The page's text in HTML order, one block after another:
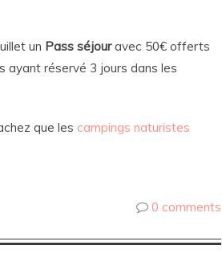
un Pass séjouravec 50€ offerts
ayant réservé 3 jours dans les
que les campings naturistes
0 comments